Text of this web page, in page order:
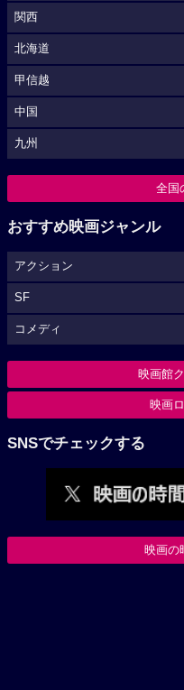
関西
北海道
甲信越
中国
九州
全国
おすすめ映画ジャンル
アクション
SF
コメディ
映画館
映画
SNSでチェックする
映画の